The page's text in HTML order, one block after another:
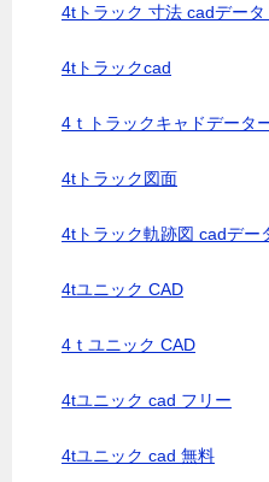
4tトラック 寸法 cadデータ
4tトラックcad
4ｔトラックキャドデータ
4tトラック図面
4tトラック軌跡図 cadデー
4tユニック CAD
4ｔユニック CAD
4tユニック cad フリー
4tユニック cad 無料